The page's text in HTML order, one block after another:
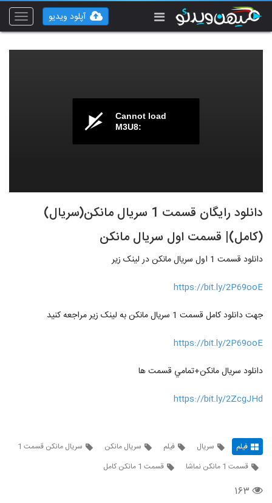
Toggle
آپلود ویدیو
Cannot load
M3U8:
دانلود رایگان قسمت 1 سریال مانکن(سریال)
(کامل)| قسمت اول سریال مانکن
دانلود قسمت 1 اول سريال مانکن در لينک زير
https://bit.ly/2P69ooE
جهت دانلود کامل قسمت 1 سريال مانکن به لينک زير مراجعه کنيد
https://bit.ly/2P69ooE
دانلود سريال مانکن+تمامي قسمت ها
https://bit.ly/2ZcgJHd
فیلم سریال فیلم سریال مانکن
سریال مانکن قسمت 1
قسمت 1 مانکن نماشا
قسمت 1 مانکن کامل
۱۶۳